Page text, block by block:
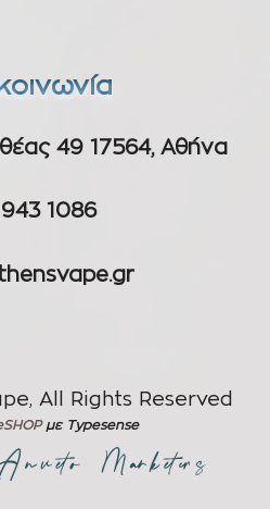
49 17564, Αθήνα
1086
All Rights Reserved
με Typesense